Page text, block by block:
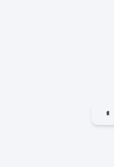
»